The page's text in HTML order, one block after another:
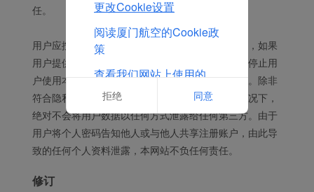
任。
用户应按照要求提供及时、详尽及准确的个人资料，如果
用户提供的数据包含有不正确的信息，本网站保留停止用
户使用本网站服务的权利。本网站对用户信息保密。除非
符合隐私条款约定条件，否则在未经用户同意的情况下，
绝对不会将用户数据以任何方式泄露给任何第三方。由于
用户将个人密码告知他人或与他人共享注册账户，由此导
致的任何个人资料泄露，本网站不负任何责任。
修订
更改Cookie设置
阅读厦门航空的Cookie政
策
查看我们网站上使用的
Cookie的完整列表
拒绝 同意